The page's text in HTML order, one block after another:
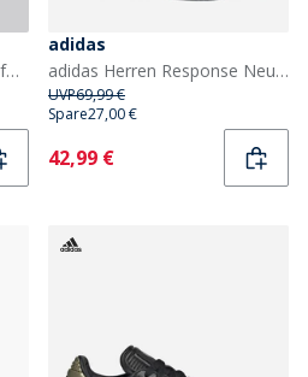
adidas Originals Herren Trefoil Essentials T-Shirt Medium Grey Heather
adidas
adidas Herren Response Neutrale Laufschuhe Core Black/Cloud White/Core Black
UVP69,99 €
Spare27,00 €
Current
42,99 €